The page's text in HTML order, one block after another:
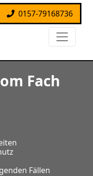
0157-79168736
Fach
Fällen